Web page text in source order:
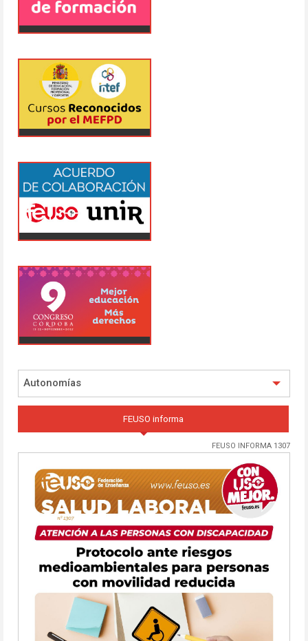
Autonomías
FEUSO informa
FEUSO INFORMA 1307